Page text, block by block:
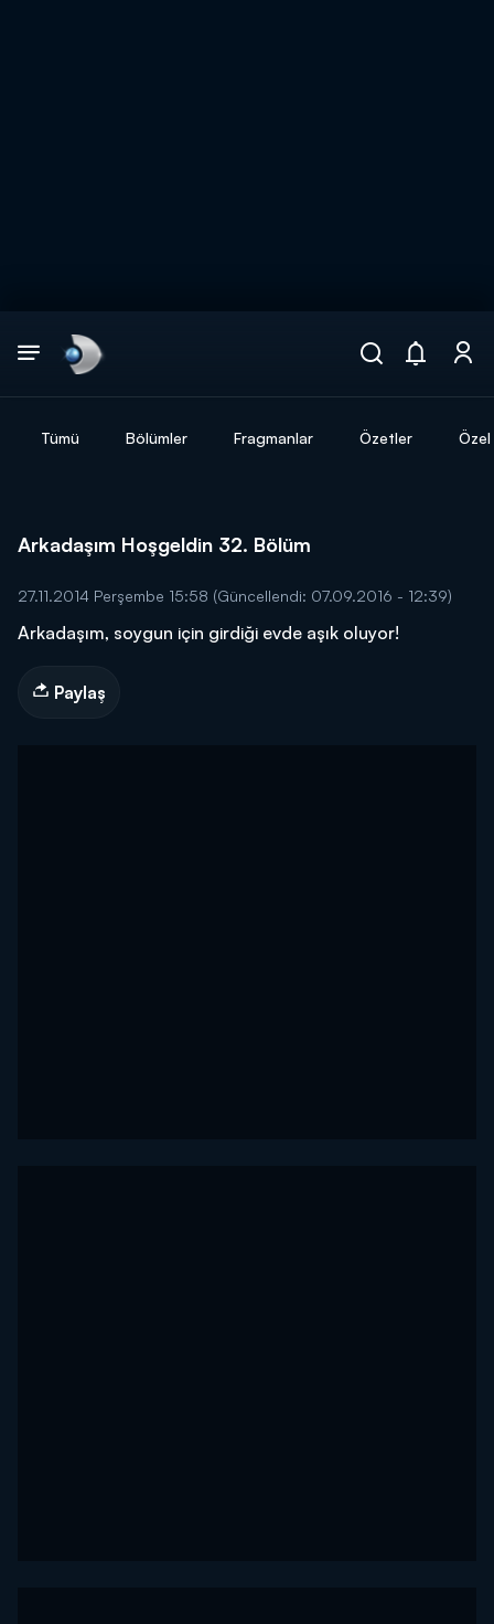
Tümü Bölümler Fragmanlar Özetler
Arkadaşım Hoşgeldin 32. Bölüm
27.11.2014 Perşembe 15:58 (Güncellendi: 07.09.2016 - 12:39)
Arkadaşım, soygun için girdiği evde aşık oluyor!
Paylaş